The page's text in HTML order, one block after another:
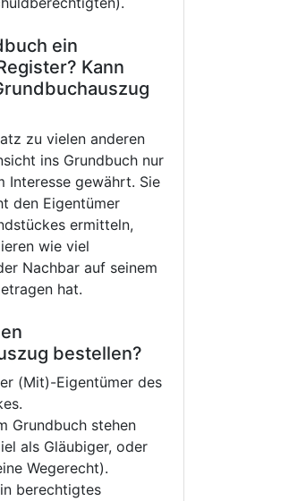
ein
Kann
zu vielen anderen
ins Grundbuch nur
Interesse gewährt. Sie
den Eigentümer
ermitteln,
wie viel
Nachbar auf seinem
hat.
bestellen?
(Mit)-Eigentümer des
Grundbuch stehen
als Gläubiger, oder
Wegerecht).
berechtigtes